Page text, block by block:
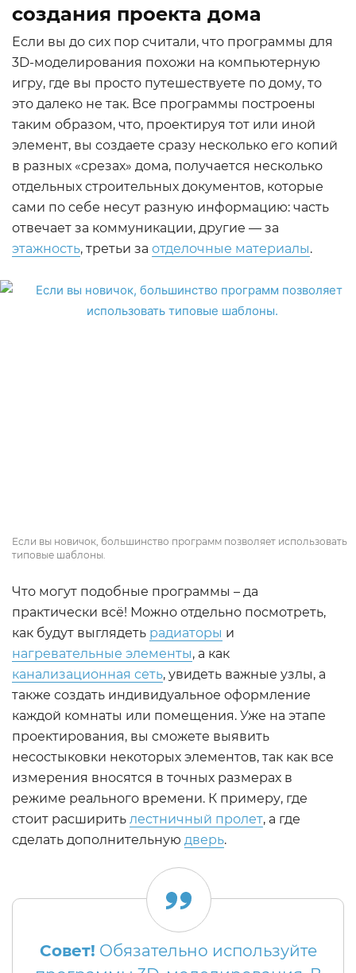
создания проекта дома
Если вы до сих пор считали, что программы для
3D-моделирования похожи на компьютерную
игру, где вы просто путешествуете по дому, то
это далеко не так. Все программы построены
таким образом, что, проектируя тот или иной
элемент, вы создаете сразу несколько его копий
в разных «срезах» дома, получается несколько
отдельных строительных документов, которые
сами по себе несут разную информацию: часть
отвечает за коммуникации, другие — за
этажность, третьи за отделочные материалы.
Если вы новичок, большинство программ позволяет использовать
типовые шаблоны.
Что могут подобные программы – да
практически всё! Можно отдельно посмотреть,
как будут выглядеть радиаторы и
нагревательные элементы, а как
канализационная сеть, увидеть важные узлы, а
также создать индивидуальное оформление
каждой комнаты или помещения. Уже на этапе
проектирования, вы сможете выявить
несостыковки некоторых элементов, так как все
измерения вносятся в точных размерах в
режиме реального времени. К примеру, где
стоит расширить лестничный пролет, а где
сделать дополнительную дверь.
Совет! Обязательно используйте